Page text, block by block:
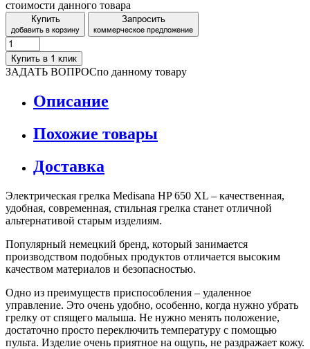
стоимости данного товара
Купить
добавить в корзину
Запросить
коммерческое предложение
Купить в 1 клик
ЗАДАТЬ ВОПРОСпо данному товару
Описание
Похожие товары
Доставка
Электрическая грелка Medisana HP 650 XL – качественная,
удобная, современная, стильная грелка станет отличной
альтернативой старым изделиям.
Популярный немецкий бренд, который занимается
производством подобных продуктов отличается высоким
качеством материалов и безопасностью.
Одно из преимуществ приспособления – удаленное
управление. Это очень удобно, особенно, когда нужно убрать
грелку от спящего малыша. Не нужно менять положение,
достаточно просто переключить температуру с помощью
пульта. Изделие очень приятное на ощупь, не раздражает кожу.